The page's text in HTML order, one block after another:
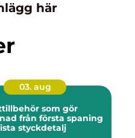
här
03. aug
som gör
spaning
styckdetalj